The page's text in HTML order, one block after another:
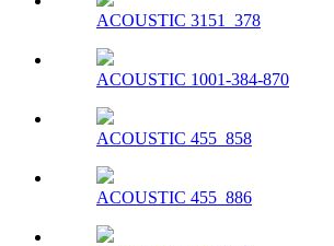
ACOUSTIC 3151_378
ACOUSTIC 1001-384-870
ACOUSTIC 455_858
ACOUSTIC 455_886